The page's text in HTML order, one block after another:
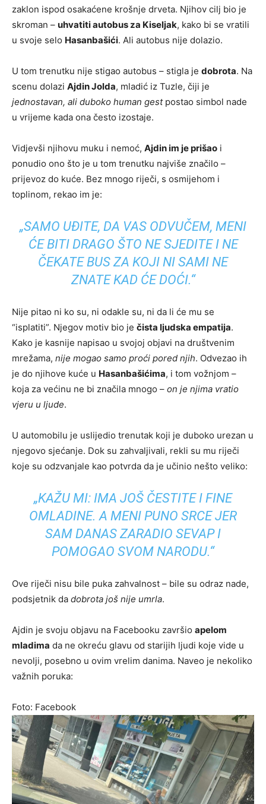
zaklon ispod osakaćene krošnje drveta. Njihov cilj bio je
skroman – uhvatiti autobus za Kiseljak, kako bi se vratili
u svoje selo Hasanbašići. Ali autobus nije dolazio.
U tom trenutku nije stigao autobus – stigla je dobrota. Na
scenu dolazi Ajdin Jolda, mladić iz Tuzle, čiji je
jednostavan, ali duboko human gestpostao simbol nade
u vrijeme kada ona često izostaje.
Vidjevši njihovu muku i nemoć, Ajdin im je prišao i
ponudio ono što je u tom trenutku najviše značilo –
prijevoz do kuće. Bez mnogo riječi, s osmijehom i
toplinom, rekao im je:
„SAMO UĐITE, DA VAS ODVUČEM, MENI
ĆE BITI DRAGO ŠTO NE SJEDITE I NE
ČEKATE BUS ZA KOJI NI SAMI NE
ZNATE KAD ĆE DOĆI.“
Nije pitao ni ko su, ni odakle su, ni da li će mu se
“isplatiti”. Njegov motiv bio je čista ljudska empatija.
Kako je kasnije napisao u svojoj objavi na društvenim
mrežama, nije mogao samo proći pored njih. Odvezao ih
je do njihove kuće u Hasanbašićima, i tom vožnjom –
koja za većinu ne bi značila mnogo – on je njima vratio
vjeru u ljude.
U automobilu je uslijedio trenutak koji je duboko urezan u
njegovo sjećanje. Dok su zahvaljivali, rekli su mu riječi
koje su odzvanjale kao potvrda da je učinio nešto veliko:
„KAŽU MI: IMA JOŠ ČESTITE I FINE
OMLADINE. A MENI PUNO SRCE JER
SAM DANAS ZARADIO SEVAP I
POMOGAO SVOM NARODU.“
Ove riječi nisu bile puka zahvalnost – bile su odraz nade,
podsjetnik da dobrota još nije umrla.
Ajdin je svoju objavu na Facebooku završio apelom
mladima da ne okreću glavu od starijih ljudi koje vide u
nevolji, posebno u ovim vrelim danima. Naveo je nekoliko
važnih poruka:
Foto: Facebook